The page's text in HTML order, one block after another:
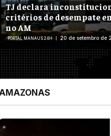
TJ declara
critérios de desempate
no AM
PORTAL MANAUS 24H 20 de setembro de